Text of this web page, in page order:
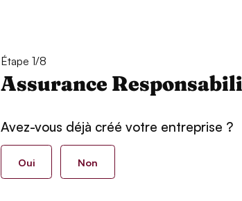
Étape 1/8
Assurance
Avez-vous déjà créé votre entreprise ?
Oui Non